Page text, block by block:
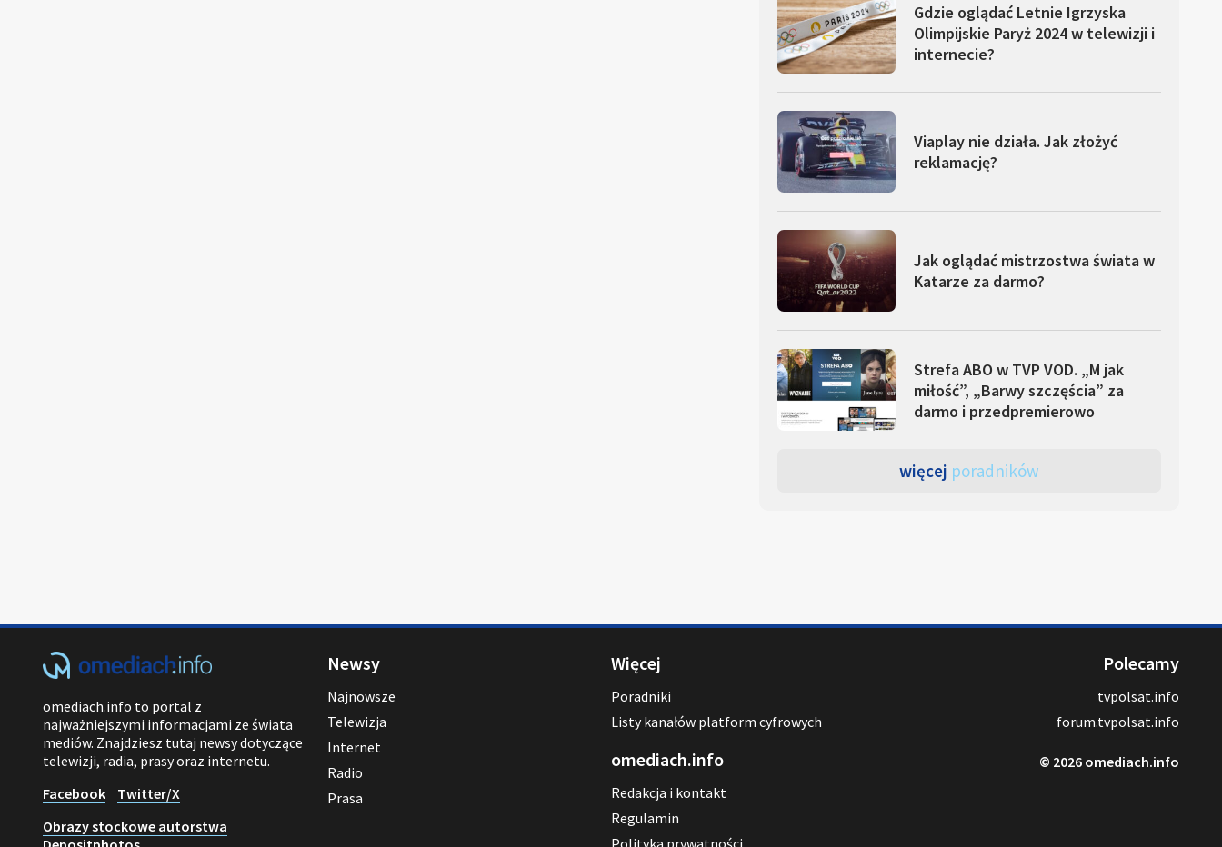
Gdzie oglądać Letnie Igrzyska
Olimpijskie Paryż 2024 w telewizji i
internecie?
Viaplay nie działa. Jak złożyć
reklamację?
Jak oglądać mistrzostwa świata w
Katarze za darmo?
Strefa ABO w TVP VOD. „M jak
miłość”, „Barwy szczęścia” za
darmo i przedpremierowo
więcej poradników
omediach.info to portal z
najważniejszymi informacjami ze świata
mediów. Znajdziesz tutaj newsy dotyczące
telewizji, radia, prasy oraz internetu.
Facebook
Twitter/X
Obrazy stockowe autorstwa
Newsy
Najnowsze
Telewizja
Internet
Radio
Prasa
Więcej
Poradniki
Listy kanałów platform cyfrowych
omediach.info
Redakcja i kontakt
Regulamin
Polityka prywatności
Polecamy
tvpolsat.info
forum.tvpolsat.info
© 2026 omediach.info